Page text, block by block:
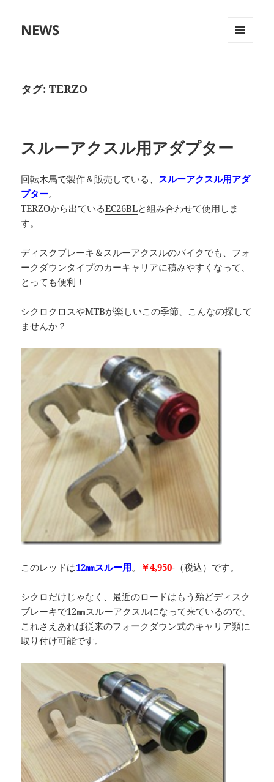
NEWS
タグ:TERZO
スルーアクスル用アダプター
回転木馬で製作＆販売している、 スルーアクスル用アダ
プター。
TERZOから出ているEC26BLと組み合わせて使用しま
す。
ディスクブレーキ＆スルーアクスルのバイクでも、フォ
ークダウンタイプのカーキャリアに積みやすくなって、
とっても便利！
シクロクロスやMTBが楽しいこの季節、こんなの探して
ませんか？
このレッドは12㎜スルー用。 ￥4,950-（税込）です。
シクロだけじゃなく、最近のロードはもう殆どディスク
ブレーキで12㎜スルーアクスルになって来ているので、
これさえあれば従来のフォークダウン式のキャリア類に
取り付け可能です。